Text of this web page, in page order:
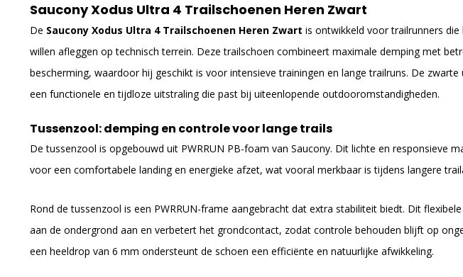
Saucony Xodus Ultra 4 Trailschoenen Heren Zwart
De Saucony Xodus Ultra 4 Trailschoenen Heren Zwart is ontwikkeld voor trailrunners die
willen afleggen op technisch terrein. Deze trailschoen combineert maximale demping met
bescherming, waardoor hij geschikt is voor intensieve trainingen en lange trailruns. De
een functionele en tijdloze uitstraling die past bij uiteenlopende outdooromstandigheden.
Tussenzool: demping en controle voor lange trails
De tussenzool is opgebouwd uit PWRRUN PB-foam van Saucony. Dit lichte en responsieve
voor een comfortabele landing en energieke afzet, wat vooral merkbaar is tijdens langere
Rond de tussenzool is een PWRRUN-frame aangebracht dat extra stabiliteit biedt. Dit
aan de ondergrond aan en verbetert het grondcontact, zodat controle behouden blijft op
een heeldrop van 6 mm ondersteunt de schoen een efficiënte en natuurlijke afwikkeling.